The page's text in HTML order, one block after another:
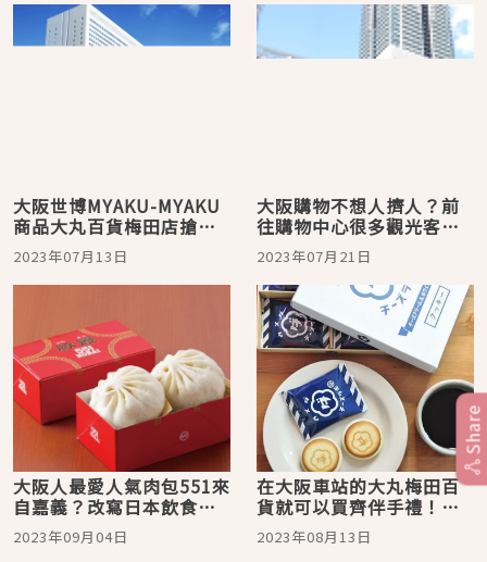
大阪世博MYAKU-MYAKU
商品大丸百貨梅田店搶先
開賣，迎接2025大阪世博
的到來！
2023年07月13日
大阪購物不想人擠人？前
往購物中心很多觀光客卻
很少的城市「千里中央」
準沒錯！
2023年07月21日
大阪人最愛人氣肉包551來
自嘉義？改寫日本飲食文
化的蓬萊肉包
2023年09月04日
在大阪車站的大丸梅田百
貨就可以買齊伴手禮！
2023年夏天日本超人氣甜
點攻略
2023年08月13日
Share